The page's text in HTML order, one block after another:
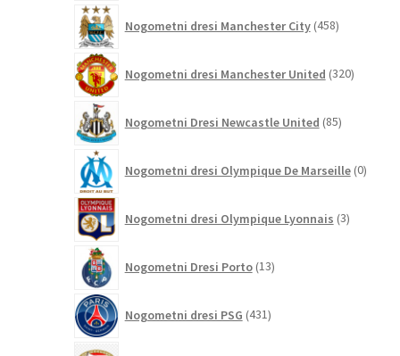
Nogometni dresi Manchester City 458izdelkov
Nogometni dresi Manchester United 320izdelkov
Nogometni Dresi Newcastle United 85izdelkov
Nogometni dresi Olympique De Marseille 0
Nogometni dresi Olympique Lyonnais 3izdelki
Nogometni Dresi Porto 13izdelkov
Nogometni dresi PSG 431izdelkov